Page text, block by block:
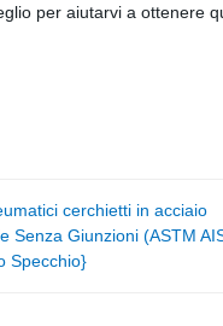
per aiutarvi a ottenere
cerchietti in acciaio
Senza Giunzioni (ASTM
Specchio}